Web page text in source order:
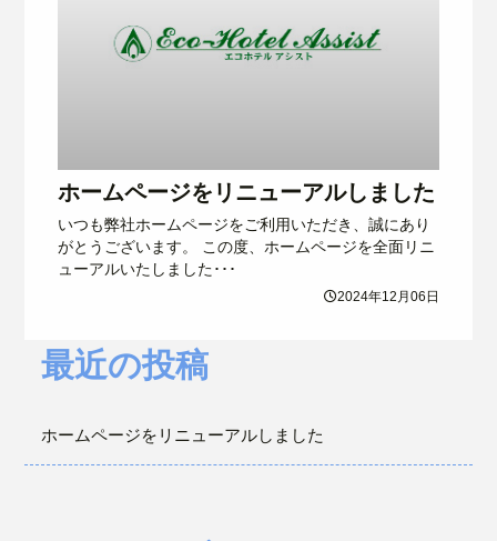
ホームページをリニューアルしました
2024年12月06日
いつも弊社ホームページをご利用いただき、誠にあり
がとうございます。 この度、ホームページを全面リニ
ューアルいたしました･･･
最近の投稿
ホームページをリニューアルしました